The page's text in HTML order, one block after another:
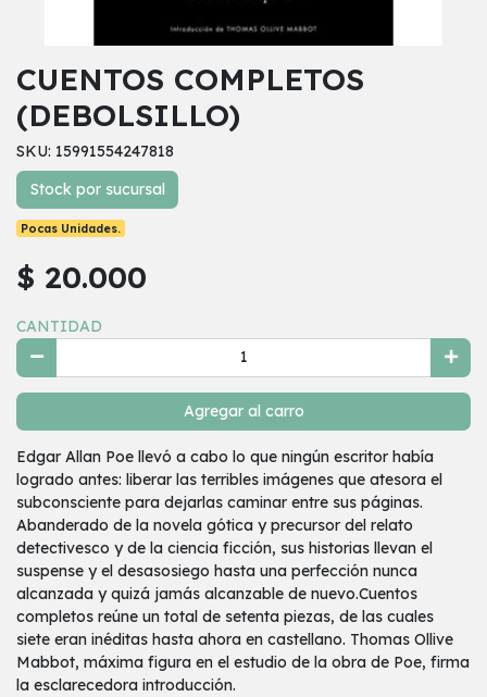
CUENTOS COMPLETOS
(DEBOLSILLO)
SKU: 15991554247818
Stock por sucursal
Pocas Unidades.
$ 20.000
CANTIDAD
Agregar al carro
Edgar Allan Poe llevó a cabo lo que ningún escritor había
logrado antes: liberar las terribles imágenes que atesora el
subconsciente para dejarlas caminar entre sus páginas.
Abanderado de la novela gótica y precursor del relato
detectivesco y de la ciencia ficción, sus historias llevan el
suspense y el desasosiego hasta una perfección nunca
alcanzada y quizá jamás alcanzable de nuevo.Cuentos
completos reúne un total de setenta piezas, de las cuales
siete eran inéditas hasta ahora en castellano. Thomas Ollive
Mabbot, máxima figura en el estudio de la obra de Poe, firma
la esclarecedora introducción.